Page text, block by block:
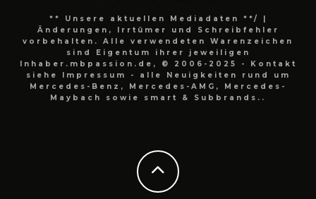
** Unsere aktuellen Mediadaten **/
|
Änderungen, Irrtümer und Schreibfehler
vorbehalten. Alle verwendeten Warenzeichen
sind Eigentum ihrer jeweiligen
Inhaber.mbpassion.de, © 2006-2025 - Kontakt
siehe Impressum - alle Neuigkeiten rund um
Mercedes-Benz, Mercedes-AMG, Mercedes-
Maybach sowie smart & Subbrands..